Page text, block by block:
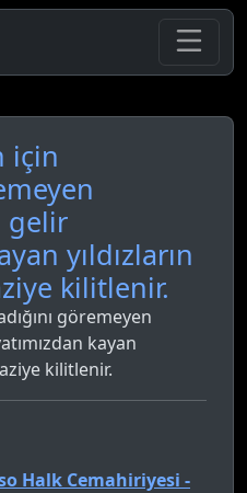
için
gelir
yıldızların
kilitlenir.
göremeyen
kayan
kilitlenir.
Halk Cemahiriyesi -